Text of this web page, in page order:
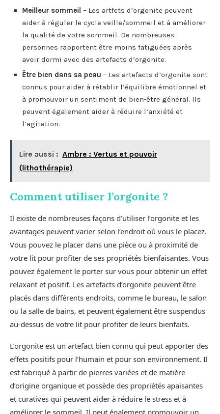
Meilleur sommeil – Les artfets d’orgonite peuvent
aider à réguler le cycle veille/sommeil et à améliorer
la qualité de votre sommeil. De nombreuses
personnes rapportent être moins fatiguées après
avoir dormi avec des artefacts d’orgonite.
Être bien dans sa peau – Les artefacts d’orgonite sont
connus pour aider à rétablir l’équilibre émotionnel et
à promouvoir un sentiment de bien-être général. Ils
peuvent également aider à réduire l’anxiété et
l’agitation.
Lire aussi : Ambre : Vertus et pouvoir
(lithothérapie)
Comment utiliser l’orgonite ?
Il existe de nombreuses façons d’utiliser l’orgonite et les
avantages peuvent varier selon l’endroit où vous le placez.
Vous pouvez le placer dans une pièce ou à proximité de
votre lit pour profiter de ses propriétés bienfaisantes. Vous
pouvez également le porter sur vous pour obtenir un effet
relaxant et positif. Les artefacts d’orgonite peuvent être
placés dans différents endroits, comme le bureau, le salon
ou la salle de bains, et peuvent également être suspendus
au-dessus de votre lit pour profiter de leurs bienfaits.
L’orgonite est un artefact bien connu qui peut apporter des
effets positifs pour l’humain et pour son environnement. Il
est fabriqué à partir de pierres variées et de matière
d’origine organique et possède des propriétés apaisantes
et curatives qui peuvent aider à réduire le stress et à
améliorer le sommeil. Il peut également promouvoir un